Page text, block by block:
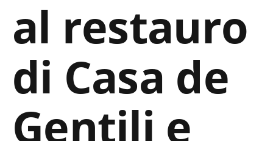
al restauro
di Casa de
Gentili e